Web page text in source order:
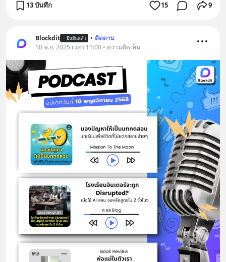
13 บันทึก 15 9
Blockdit ยืนยันแล้ว • ติดตาม
10 พ.ย. 2025 เวลา 11:00 • ความคิดเห็น